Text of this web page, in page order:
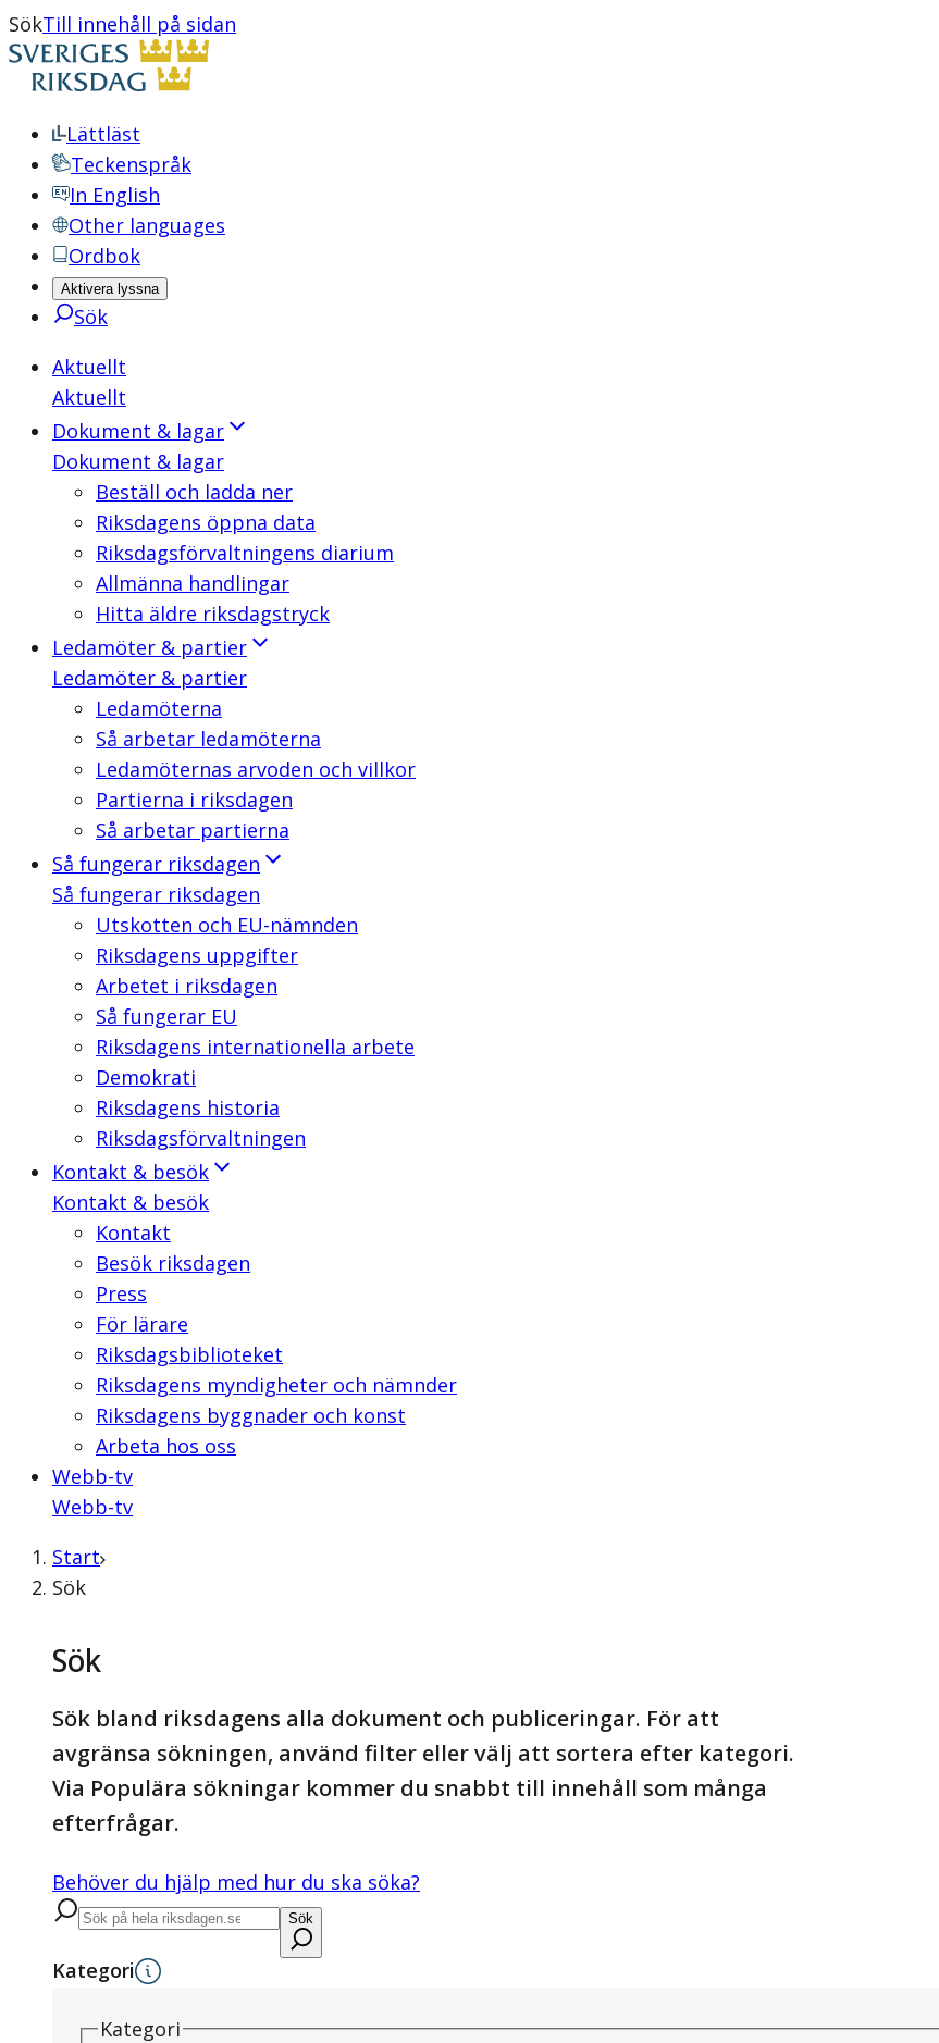
SökTill innehåll på sidan
Lättläst
Teckenspråk
In English
Other languages
Ordbok
Aktivera lyssna
Sök
Aktuellt
Aktuellt
Dokument & lagar
Dokument & lagar
Beställ och ladda ner
Riksdagens öppna data
Riksdagsförvaltningens diarium
Allmänna handlingar
Hitta äldre riksdagstryck
Ledamöter & partier
Ledamöter & partier
Ledamöterna
Så arbetar ledamöterna
Ledamöternas arvoden och villkor
Partierna i riksdagen
Så arbetar partierna
Så fungerar riksdagen
Så fungerar riksdagen
Utskotten och EU-nämnden
Riksdagens uppgifter
Arbetet i riksdagen
Så fungerar EU
Riksdagens internationella arbete
Demokrati
Riksdagens historia
Riksdagsförvaltningen
Kontakt & besök
Kontakt & besök
Kontakt
Besök riksdagen
Press
För lärare
Riksdagsbiblioteket
Riksdagens myndigheter och nämnder
Riksdagens byggnader och konst
Arbeta hos oss
Webb-tv
Webb-tv
Start
Sök
Sök
Sök bland riksdagens alla dokument och publiceringar. För att
avgränsa sökningen, använd filter eller välj att sortera efter kategori.
Via Populära sökningar kommer du snabbt till innehåll som många
efterfrågar.
Behöver du hjälp med hur du ska söka?
Sök
Kategori
Kategori